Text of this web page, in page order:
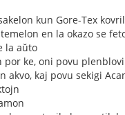
kun Gore-Tex
en la okazo se
la aŭto
por ke, oni povu
akvo, kaj povu sekigi